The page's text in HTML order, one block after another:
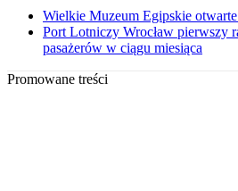
Wielkie Muzeum Egipskie
Port Lotniczy Wrocław pierwszy
pasażerów w ciągu miesiąca
Promowane treści